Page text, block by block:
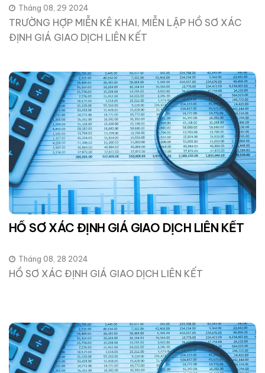
Tháng 08, 29 2024
TRƯỜNG HỢP MIỄN KÊ KHAI, MIỄN LẬP HỒ SƠ XÁC
ĐỊNH GIÁ GIAO DỊCH LIÊN KẾT
HỒ SƠ XÁC ĐỊNH GIÁ GIAO DỊCH LIÊN KẾT
Tháng 08, 28 2024
HỒ SƠ XÁC ĐỊNH GIÁ GIAO DỊCH LIÊN KẾT